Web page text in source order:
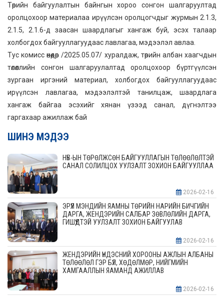
Төрийн байгуулалтын байнгын хороо сонгон шалгаруултад
оролцохоор материалаа ирүүлсэн оролцогчдыг журмын 2.1.3,
2.1.5, 2.1.6-д заасан шаардлагыг хангаж буй, эсэх талаар
холбогдох байгууллагуудаас лавлагаа, мэдээлэл авлаа.
Тус комисс өнөөдөр /2025.05.07/ хуралдаж, төрийн албан хаагчдын
төлөөллийн сонгон шалгаруулалтад оролцохоор бүртгүүлсэн
зургаан иргэний материал, холбогдох байгууллагуудаас
ирүүлсэн лавлагаа, мэдээлэлтэй танилцаж, шаардлага
хангаж байгаа эсэхийг хянан үзээд санал, дүгнэлтээ
гаргахаар ажиллаж бай
ШИНЭ МЭДЭЭ
НҮБ-ЫН ТӨРӨЛЖСӨН БАЙГУУЛЛАГЫН ТӨЛӨӨЛӨЛТЭЙ
САНАЛ СОЛИЛЦОХ УУЛЗАЛТ ЗОХИОН БАЙГУУЛЛАА
2026-02-16
ЭРҮҮЛ МЭНДИЙН ЯАМНЫ ТӨРИЙН НАРИЙН БИЧГИЙН
ДАРГА, ЖЕНДЭРИЙН САЛБАР ЗӨВЛӨЛИЙН ДАРГА,
ГИШҮҮДТЭЙ УУЛЗАЛТ ЗОХИОН БАЙГУУЛАВ
2026-02-16
ЖЕНДЭРИЙН ҮНДЭСНИЙ ХОРООНЫ АЖЛЫН АЛБАНЫ
ТӨЛӨӨЛӨЛ ГЭР БҮЛ, ХӨДӨЛМӨР, НИЙГМИЙН
ХАМГААЛЛЫН ЯАМАНД АЖИЛЛАВ
2026-02-16